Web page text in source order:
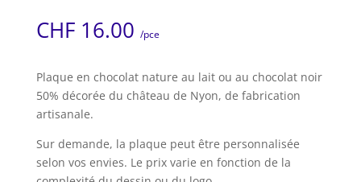
CHF16.00 /pce
Plaque en chocolat nature au lait ou au chocolat noir
50% décorée du château de Nyon, de fabrication
artisanale.
Sur demande, la plaque peut être personnalisée
selon vos envies. Le prix varie en fonction de la